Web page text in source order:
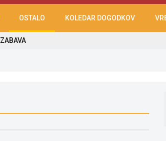
OSTALO KOLEDAR DOGODKOV
ZABAVA